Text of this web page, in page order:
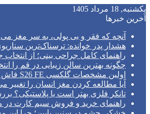
یکشنبه, 18 مرداد 1405
آخرین خبرها
آنچه که فقر و بی‌ پولی، به سر مغز می‌
هشدار پدر خوانده: ترسناک‌ترین
راهنمای کامل جراحی بینی؛ از
چگونه بهترین سالن زیبایی در قم را انتخاب کنیم؟ 7 نکته
اولین مشخصات گلکسی S26 FE فاش شد!
آیا مطالعه کردن مغز انسان را تغییر
تانکر فلزی بهتر است یا پلاستیکی؟
راهنمای خرید و فروش سیم کارت در